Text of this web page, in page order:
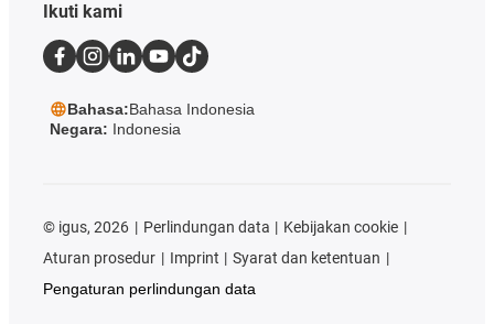
Ikuti kami
Bahasa:Bahasa Indonesia
Negara: Indonesia
© igus, 2026 Perlindungan data
Kebijakan cookie
Aturan prosedur
Imprint
Syarat dan ketentuan
Pengaturan perlindungan data